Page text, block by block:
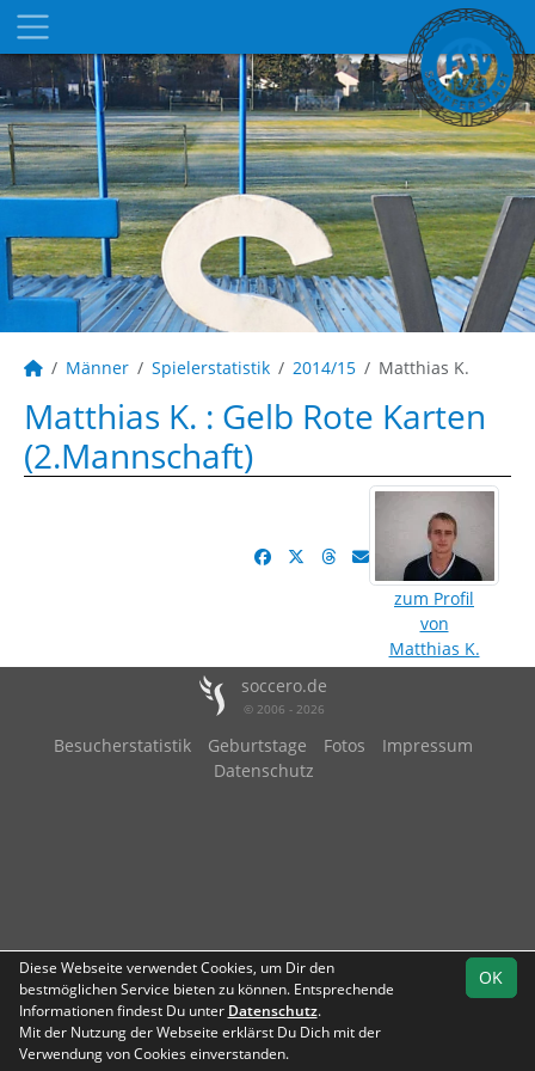
Männer Spielerstatistik 2014/15 Matthias K.
Matthias K. : Gelb Rote Karten
(2.Mannschaft)
zum Profil
von
Matthias K.
soccero.de
© 2006 - 2026
Besucherstatistik Geburtstage Fotos
Impressum
Datenschutz
OK
Diese Webseite verwendet Cookies, um Dir den
bestmöglichen Service bieten zu können. Entsprechende
Informationen findest Du unter Datenschutz.
Mit der Nutzung der Webseite erklärst Du Dich mit der
Verwendung von Cookies einverstanden.